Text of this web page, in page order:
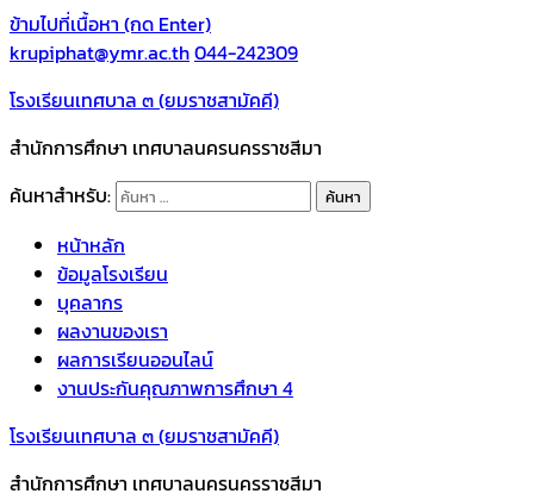
ข้ามไปที่เนื้อหา (กด Enter)
krupiphat@ymr.ac.th044-242309
โรงเรียนเทศบาล ๓ (ยมราชสามัคคี)
สำนักการศึกษา เทศบาลนครนครราชสีมา
ค้นหาสำหรับ:
หน้าหลัก
ข้อมูลโรงเรียน
บุคลากร
ผลงานของเรา
ผลการเรียนออนไลน์
งานประกันคุณภาพการศึกษา 4
โรงเรียนเทศบาล ๓ (ยมราชสามัคคี)
สำนักการศึกษา เทศบาลนครนครราชสีมา